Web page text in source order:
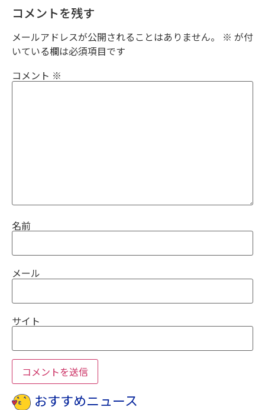
コメントを残す
メールアドレスが公開されることはありません。 ※ が付
いている欄は必須項目です
コメント ※
名前
メール
サイト
おすすめニュース